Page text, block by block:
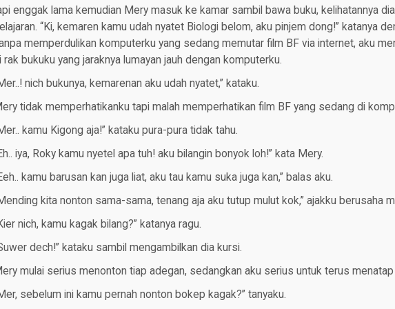
enggak lama kemudian Mery masuk ke kamar sambil bawa buku, kelihatannya
“Ki, kemaren kamu udah nyatet Biologi belom, aku pinjem dong!” katanya
memperdulikan komputerku yang sedang memutar film BF via internet, aku
rak bukuku yang jaraknya lumayan jauh dengan komputerku.
nich bukunya, kemarenan aku udah nyatet,” kataku.
tidak memperhatikanku tapi malah memperhatikan film BF yang sedang di
kamu Kigong aja!” kataku pura-pura tidak tahu.
iya, Roky kamu nyetel apa tuh! aku bilangin bonyok loh!” kata Mery.
kamu barusan kan juga liat, aku tau kamu suka juga kan,” balas aku.
kita nonton sama-sama, tenang aja aku tutup mulut kok,” ajakku berusaha
nich, kamu kagak bilang?” katanya ragu.
dech!” kataku sambil mengambilkan dia kursi.
mulai serius menonton tiap adegan, sedangkan aku serius untuk terus menatap
sebelum ini kamu pernah nonton bokep kagak?” tanyaku.